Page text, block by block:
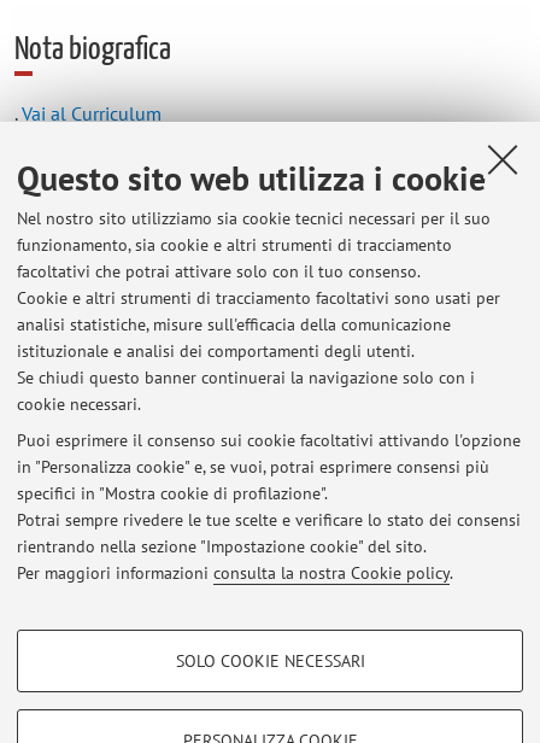
Questo sito web utilizza i cookie
Nel nostro sito utilizziamo sia cookie tecnici necessari per il suo
funzionamento, sia cookie e altri strumenti di tracciamento
facoltativi che potrai attivare solo con il tuo consenso.
Cookie e altri strumenti di tracciamento facoltativi sono usati per
analisi statistiche, misure sull'efficacia della comunicazione
istituzionale e analisi dei comportamenti degli utenti.
Se chiudi questo banner continuerai la navigazione solo con i
cookie necessari.
Puoi esprimere il consenso sui cookie facoltativi attivando l'opzione
in "Personalizza cookie" e, se vuoi, potrai esprimere consensi più
specifici in "Mostra cookie di profilazione".
Potrai sempre rivedere le tue scelte e verificare lo stato dei consensi
rientrando nella sezione "Impostazione cookie" del sito.
Per maggiori informazioni consulta la nostra Cookie policy.
COOKIE DI PROFILAZIONE - FACOLTATIVI
SOLO COOKIE NECESSARI
Nota biografica
. Vai al Curriculum
Contatti
E-mail: mahmudhasan.ghani2@unibo.it
Dipartimento di Fisica e Astronomia "Augusto Righi"
Viale Berti Pichat 6/2, Bologna -
Vai alla mappa
Ultimi avvisi
Al momento non sono presenti avvisi.
Area riservata
Accedi tramiteloginper gestire tutti i contenuti del sito.